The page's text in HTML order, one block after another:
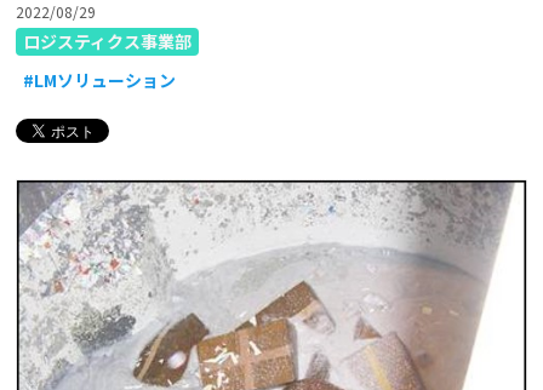
2022/08/29
ロジスティクス事業部
#LMソリューション